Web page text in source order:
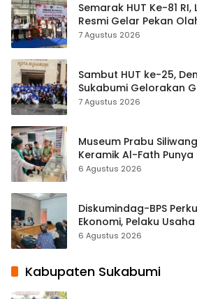
Semarak HUT Ke-81
Resmi Gelar Pekan
Tradisional
7 Agustus 2026
Sambut HUT ke-25,
Sukabumi Gelorakan
ASRI Lewat Aksi Bersih
7 Agustus 2026
Museum Prabu
Keramik Al-Fath
Hampir 500 Koleksi
6 Agustus 2026
Diskumindag-BPS
Ekonomi, Pelaku
Terbuka Beri Data
6 Agustus 2026
Kabupaten Sukabumi